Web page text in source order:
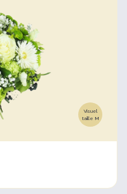
Visuel
taille M